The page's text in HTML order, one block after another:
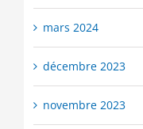
mars 2024
décembre 2023
novembre 2023